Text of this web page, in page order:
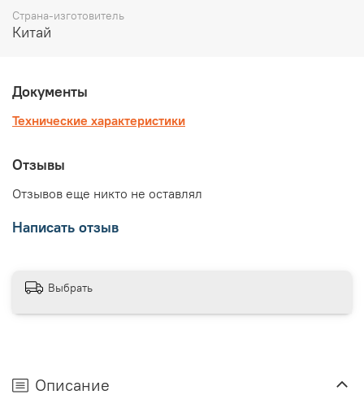
Страна-изготовитель
Китай
Документы
Технические характеристики
Отзывы
Отзывов еще никто не оставлял
Написать отзыв
Выбрать
Описание